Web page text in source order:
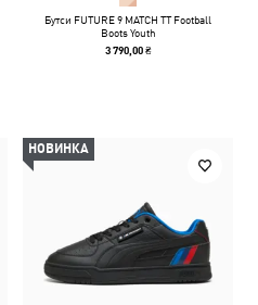
Бутси FUTURE 9 MATCH TT Football
Boots Youth
3 790,00 ₴
НОВИНКА